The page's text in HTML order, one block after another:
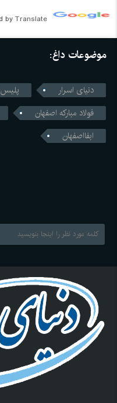
by Translate
موضوعات داغ:
دنیای اسرار
فولاد مبارکه اصفهان
ابفااصفهان